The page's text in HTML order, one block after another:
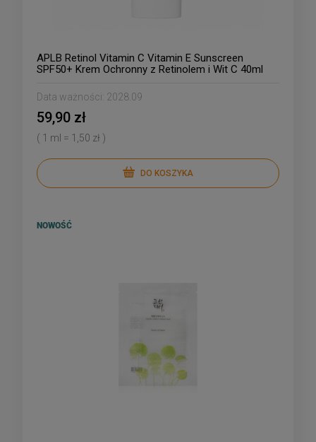
APLB Retinol Vitamin C Vitamin E Sunscreen
SPF50+ Krem Ochronny z Retinolem i Wit C 40ml
Data ważności: 2028.09
59,90 zł
( 1 ml = 1,50 zł )
DO KOSZYKA
NOWOŚĆ